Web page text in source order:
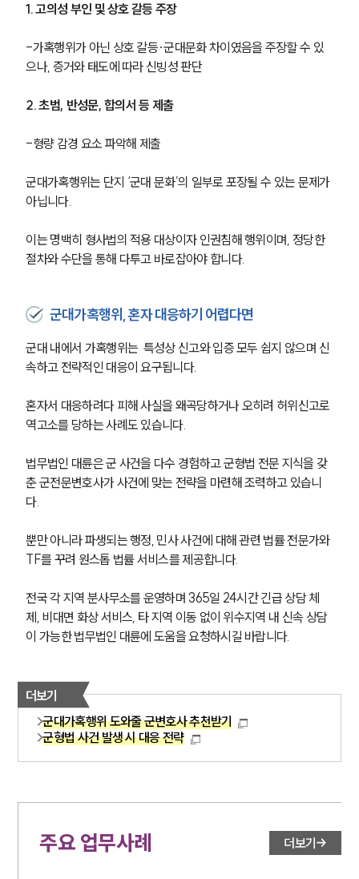
1. 고의성 부인 및 상호 갈등 주장
-가혹행위가 아닌 상호 갈등·군대문화 차이였음을 주장할 수 있
으나, 증거와 태도에 따라 신빙성 판단
2. 초범, 반성문, 합의서 등 제출
-형량 감경 요소 파악해 제출
군대가혹행위는 단지 ‘군대 문화’의 일부로 포장될 수 있는 문제가
아닙니다.
이는 명백히 형사법의 적용 대상이자 인권침해 행위이며, 정당한
절차와 수단을 통해 다투고 바로잡아야 합니다.
군대가혹행위, 혼자 대응하기 어렵다면
군대 내에서 가혹행위는  특성상 신고와 입증 모두 쉽지 않으며 신
속하고 전략적인 대응이 요구됩니다.
혼자서 대응하려다 피해 사실을 왜곡당하거나 오히려 허위신고로
역고소를 당하는 사례도 있습니다.
법무법인 대륜은 군 사건을 다수 경험하고 군형법 전문 지식을 갖
춘 군전문변호사가 사건에 맞는 전략을 마련해 조력하고 있습니
다.
뿐만 아니라 파생되는 행정, 민사 사건에 대해 관련 법률 전문가와
TF를 꾸려 원스톱 법률 서비스를 제공합니다.
전국 각 지역 분사무소를 운영하며 365일 24시간 긴급 상담 체
제, 비대면 화상 서비스, 타 지역 이동 없이 위수지역 내 신속 상담
이 가능한 법무법인 대륜에 도움을 요청하시길 바랍니다.
더보기
군대가혹행위 도와줄 군변호사 추천받기
군형법 사건 발생 시 대응 전략
주요 업무사례 더보기